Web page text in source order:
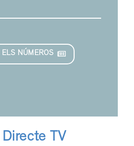
ELS NÚMEROS
Directe TV